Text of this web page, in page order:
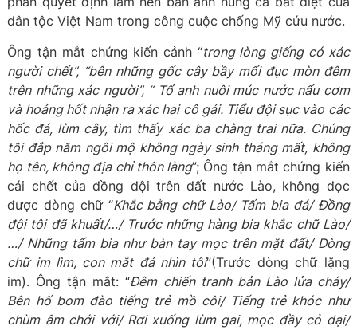
dân tộc Việt Nam trong công cuộc chống Mỹ cứu nước.
Ông tận mắt chứng kiến cảnh “trong lòng giếng có xác
người chết”, “bên những gốc cây bầy mối đục mòn đêm
trên những xác người”, “ Tổ anh nuôi múc nước nấu cơm
và hoảng hốt nhận ra xác hai cô gái. Tiểu đội sục vào các
hốc đá, lùm cây, tìm thấy xác ba chàng trai nữa. Chúng
tôi đắp năm ngôi mộ không ngày sinh tháng mất, không
họ tên, không địa chỉ thôn làng”; Ông tận mắt chứng kiến
cái chết của đồng đội trên đất nước Lào, không đọc
được dòng chữ “Khắc bằng chữ Lào/ Tấm bia đá/ Đồng
đội tôi đã khuất/…/ Trước những hàng bia khắc chữ Lào/
…/ Những tấm bia như bàn tay mọc trên mặt đất/ Dòng
chữ im lìm, con mắt đá nhìn tôi”(Trước dòng chữ lặng
im). Ông tận mắt: “Đêm chiến tranh bản Lào lửa cháy/
Bên hố bom đào tiếng trẻ mồ côi/ Tiếng trẻ khóc như
chùm âm chới với/ Rơi xuống lùm gai, mọc đầy cỏ dại/